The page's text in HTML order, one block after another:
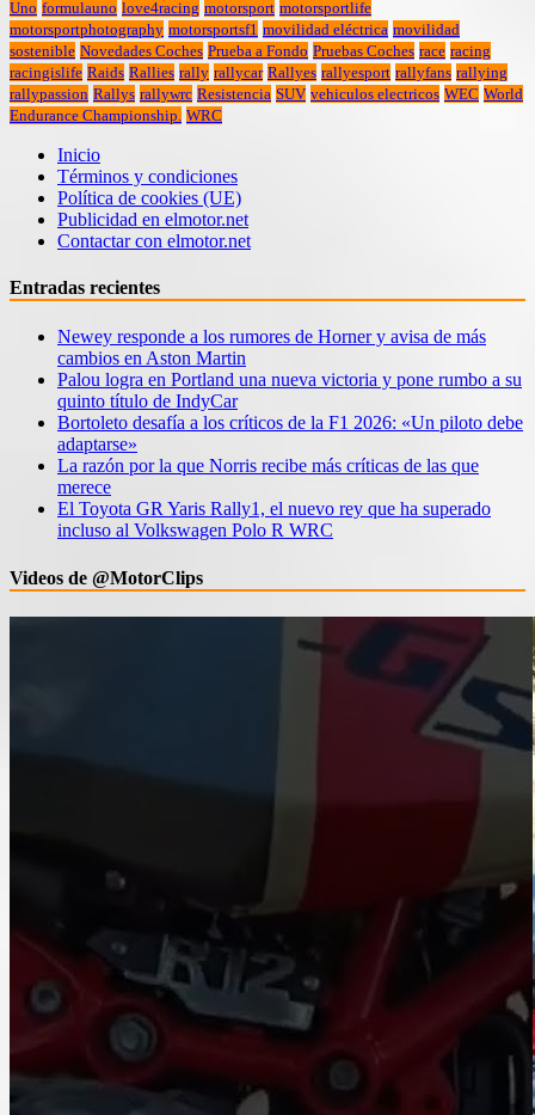
Uno formulauno love4racing motorsport motorsportlife
motorsportphotography motorsportsf1 movilidad eléctrica movilidad
sostenible Novedades Coches Prueba a Fondo Pruebas Coches race racing
racingislife Raids Rallies rally rallycar Rallyes rallyesport rallyfans rallying
rallypassion Rallys rallywrc Resistencia SUV vehiculos electricos WEC World
Endurance Championship. WRC
Inicio
Términos y condiciones
Política de cookies (UE)
Publicidad en elmotor.net
Contactar con elmotor.net
Entradas recientes
Newey responde a los rumores de Horner y avisa de más
cambios en Aston Martin
Palou logra en Portland una nueva victoria y pone rumbo a su
quinto título de IndyCar
Bortoleto desafía a los críticos de la F1 2026: «Un piloto debe
adaptarse»
La razón por la que Norris recibe más críticas de las que
merece
El Toyota GR Yaris Rally1, el nuevo rey que ha superado
incluso al Volkswagen Polo R WRC
Videos de @MotorClips